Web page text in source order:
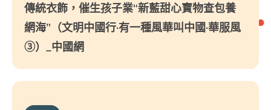
傳統衣飾，催生孩子業“新藍甜心寶物查包養
網海”（文明中國行·有一種風華叫中國·華服風
③）_中國網